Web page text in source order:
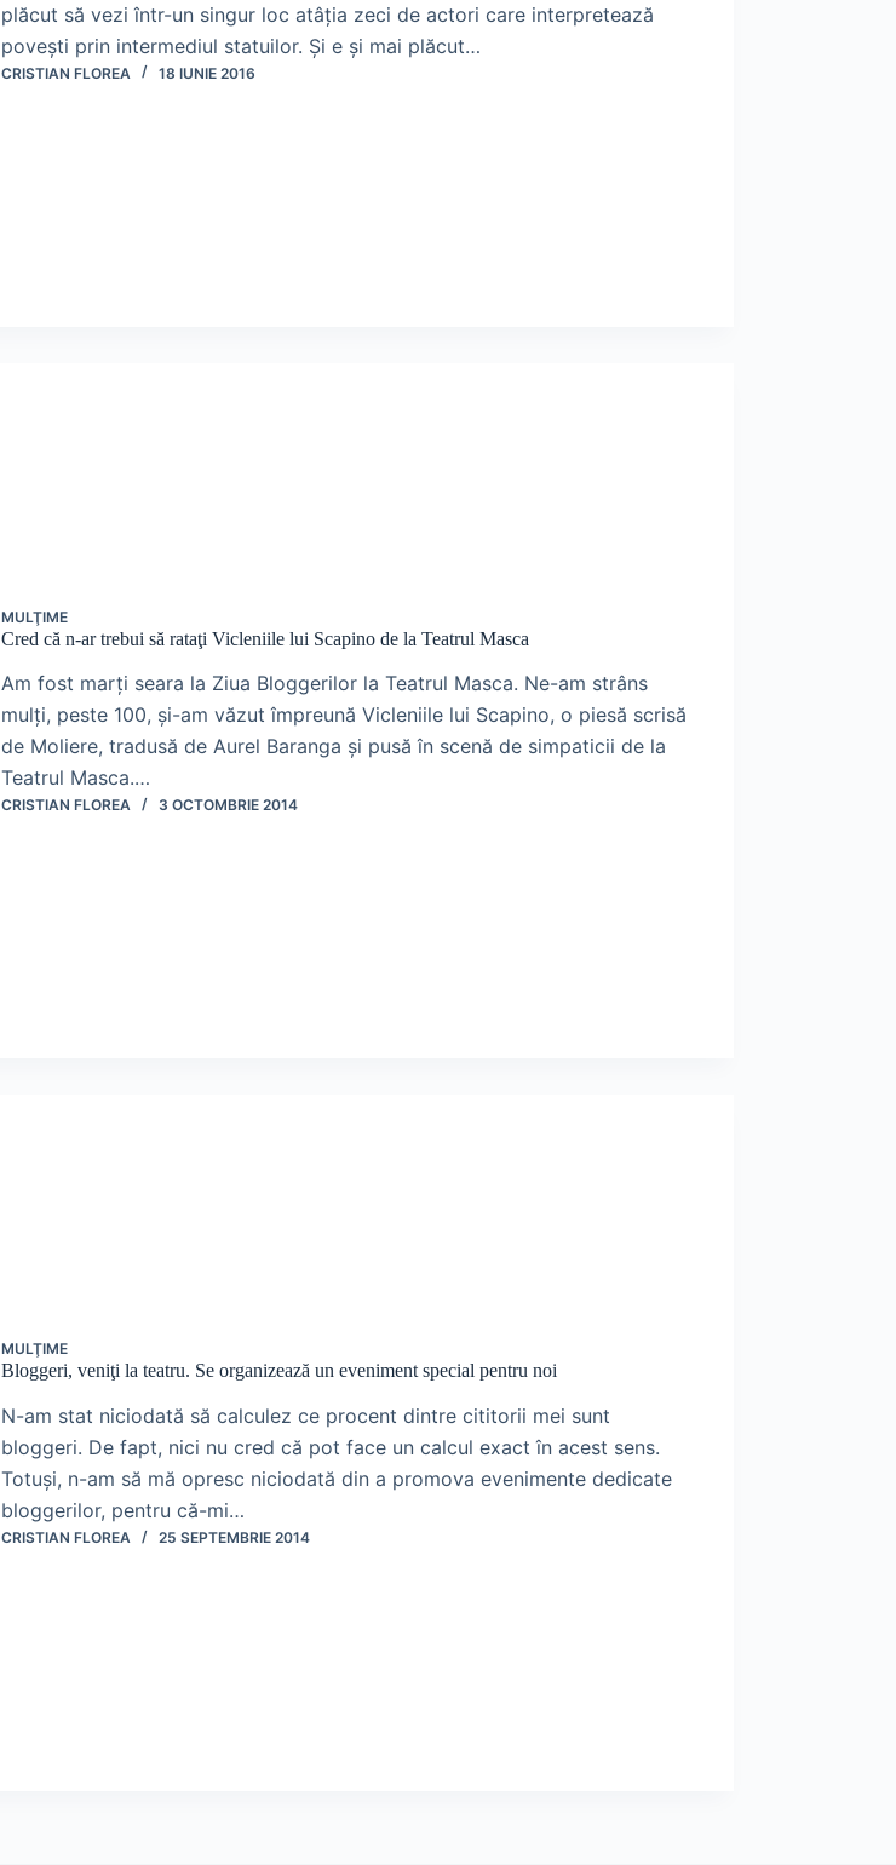
plăcut să vezi într-un singur loc atâția zeci de actori care interpretează
povești prin intermediul statuilor. Și e și mai plăcut…
CRISTIAN FLOREA 18 IUNIE 2016
MULŢIME
Cred că n-ar trebui să rataţi Vicleniile lui Scapino de la Teatrul Masca
Am fost marţi seara la Ziua Bloggerilor la Teatrul Masca. Ne-am strâns
mulţi, peste 100, şi-am văzut împreună Vicleniile lui Scapino, o piesă scrisă
de Moliere, tradusă de Aurel Baranga şi pusă în scenă de simpaticii de la
Teatrul Masca.…
CRISTIAN FLOREA 3 OCTOMBRIE 2014
MULŢIME
Bloggeri, veniţi la teatru. Se organizează un eveniment special pentru noi
N-am stat niciodată să calculez ce procent dintre cititorii mei sunt
bloggeri. De fapt, nici nu cred că pot face un calcul exact în acest sens.
Totuşi, n-am să mă opresc niciodată din a promova evenimente dedicate
bloggerilor, pentru că-mi…
CRISTIAN FLOREA 25 SEPTEMBRIE 2014